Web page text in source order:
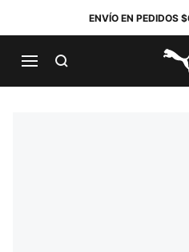
ENVÍO EN PEDIDOS